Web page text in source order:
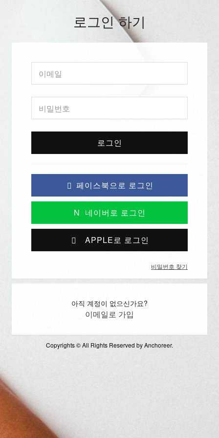
로그인 하기
로그인
페이스북으로 로그인
N 네이버로 로그인
APPLE로 로그인
비밀번호 찾기
아직 계정이 없으신가요?
이메일로 가입
Copyrights © All Rights Reserved by Anchoreer.